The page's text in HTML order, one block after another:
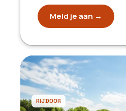
Meld je aan →
RIJDOOR